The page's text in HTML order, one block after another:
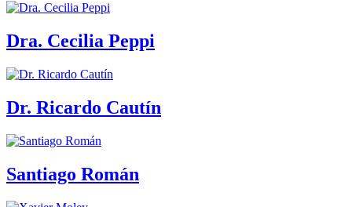
Dra. Cecilia Peppi
Dr. Ricardo Cautín
Santiago Román